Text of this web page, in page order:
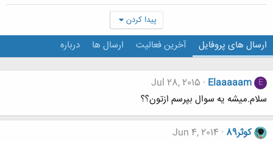
پیدا کردن
ارسال های پروفایل آخرین فعالیت ارسال ها درباره
E
Elaaaaam
Jul 28, 2015
سلام.میشه یه سوال بپرسم ازتون؟؟
کوثر89
Jun 4, 2014